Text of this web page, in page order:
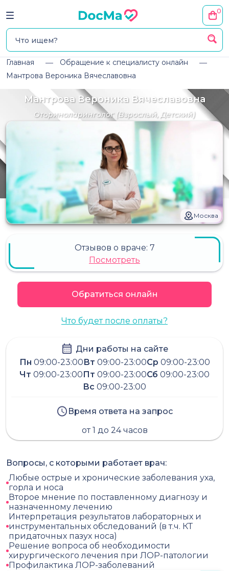
0
Главная
Обращение к специалисту онлайн
Мантрова Вероника Вячеславовна
Мантрова Вероника Вячеславовна
Оториноларинголог(Взрослый, Детский)
Москва
Отзывов о враче: 7
Посмотреть
Обратиться онлайн
Что будет после оплаты?
Дни работы на сайте
Пн 09:00-23:00 Вт 09:00-23:00Ср 09:00-23:00
Чт 09:00-23:00 Пт 09:00-23:00Сб 09:00-23:00
Вс 09:00-23:00
Время ответа на запрос
от 1 до 24 часов
Вопросы, с которыми работает врач:
Любые острые и хронические заболевания уха,
горла и носа
Второе мнение по поставленному диагнозу и
назначенному лечению
Интерпретация результатов лабораторных и
инструментальных обследований (в т.ч. КТ
придаточных пазух носа)
Решение вопроса об необходимости
хирургического лечения при ЛОР-патологии
Профилактика ЛОР-заболеваний